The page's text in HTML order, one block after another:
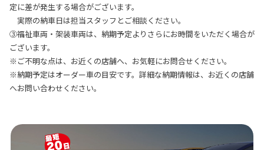
定に差が発生する場合がございます。
実際の納車日は担当スタッフとご相談ください。
③福祉車両・架装車両は、納期予定よりさらにお時間をいただく場合が
ございます。
※ご不明な点は、お近くの店舗へ、お気軽にお問合せください。
※納期予定はオーダー車の目安です。詳細な納期情報は、お近くの店舗
へお問い合わせください。